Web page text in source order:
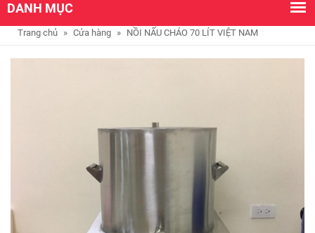
DANH MỤC
Trang chủ » Cửa hàng » NỒI NẤU CHÁO 70 LÍT VIỆT NAM